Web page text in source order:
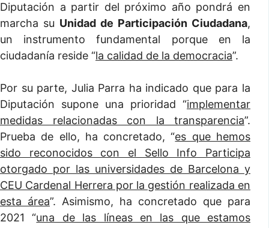
Diputación a partir del próximo año pondrá en
marcha su Unidad de Participación Ciudadana,
un instrumento fundamental porque en la
ciudadanía reside “la calidad de la democracia”.
Por su parte, Julia Parra ha indicado que para la
Diputación supone una prioridad “implementar
medidas relacionadas con la transparencia”.
Prueba de ello, ha concretado, “es que hemos
sido reconocidos con el Sello Info Participa
otorgado por las universidades de Barcelona y
CEU Cardenal Herrera por la gestión realizada en
esta área”. Asimismo, ha concretado que para
2021 “una de las líneas en las que estamos